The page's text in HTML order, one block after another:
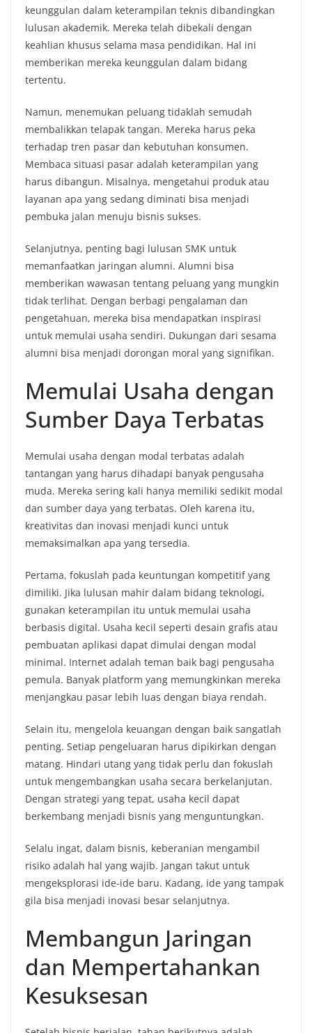
keunggulan dalam keterampilan teknis dibandingkan
lulusan akademik. Mereka telah dibekali dengan
keahlian khusus selama masa pendidikan. Hal ini
memberikan mereka keunggulan dalam bidang
tertentu.
Namun, menemukan peluang tidaklah semudah
membalikkan telapak tangan. Mereka harus peka
terhadap tren pasar dan kebutuhan konsumen.
Membaca situasi pasar adalah keterampilan yang
harus dibangun. Misalnya, mengetahui produk atau
layanan apa yang sedang diminati bisa menjadi
pembuka jalan menuju bisnis sukses.
Selanjutnya, penting bagi lulusan SMK untuk
memanfaatkan jaringan alumni. Alumni bisa
memberikan wawasan tentang peluang yang mungkin
tidak terlihat. Dengan berbagi pengalaman dan
pengetahuan, mereka bisa mendapatkan inspirasi
untuk memulai usaha sendiri. Dukungan dari sesama
alumni bisa menjadi dorongan moral yang signifikan.
Memulai Usaha dengan
Sumber Daya Terbatas
Memulai usaha dengan modal terbatas adalah
tantangan yang harus dihadapi banyak pengusaha
muda. Mereka sering kali hanya memiliki sedikit modal
dan sumber daya yang terbatas. Oleh karena itu,
kreativitas dan inovasi menjadi kunci untuk
memaksimalkan apa yang tersedia.
Pertama, fokuslah pada keuntungan kompetitif yang
dimiliki. Jika lulusan mahir dalam bidang teknologi,
gunakan keterampilan itu untuk memulai usaha
berbasis digital. Usaha kecil seperti desain grafis atau
pembuatan aplikasi dapat dimulai dengan modal
minimal. Internet adalah teman baik bagi pengusaha
pemula. Banyak platform yang memungkinkan mereka
menjangkau pasar lebih luas dengan biaya rendah.
Selain itu, mengelola keuangan dengan baik sangatlah
penting. Setiap pengeluaran harus dipikirkan dengan
matang. Hindari utang yang tidak perlu dan fokuslah
untuk mengembangkan usaha secara berkelanjutan.
Dengan strategi yang tepat, usaha kecil dapat
berkembang menjadi bisnis yang menguntungkan.
Selalu ingat, dalam bisnis, keberanian mengambil
risiko adalah hal yang wajib. Jangan takut untuk
mengeksplorasi ide-ide baru. Kadang, ide yang tampak
gila bisa menjadi inovasi besar selanjutnya.
Membangun Jaringan
dan Mempertahankan
Kesuksesan